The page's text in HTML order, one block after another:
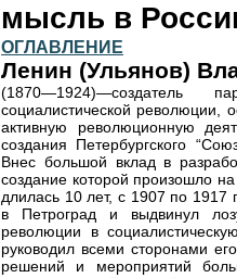
мысль в
ОГЛАВЛЕНИЕ
Ленин (Ульянов)
(1870—1924)—создатель
социалистической революции,
активную революционную
создания Петербургского
Внес большой вклад в
создание которой произошло
длилась 10 лет, с 1907 по
в Петроград и выдвинул
революции в
руководил всеми сторонами
решений и мероприятий